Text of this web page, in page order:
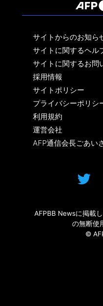
サイトからのお知ら
サイトに関するヘル
サイトに関するお問
採用情報
サイトポリシー
プライバシーポリシ
利用規約
運営会社
AFP通信会長ごあい
AFPBB Newsに掲載
の無断使
©